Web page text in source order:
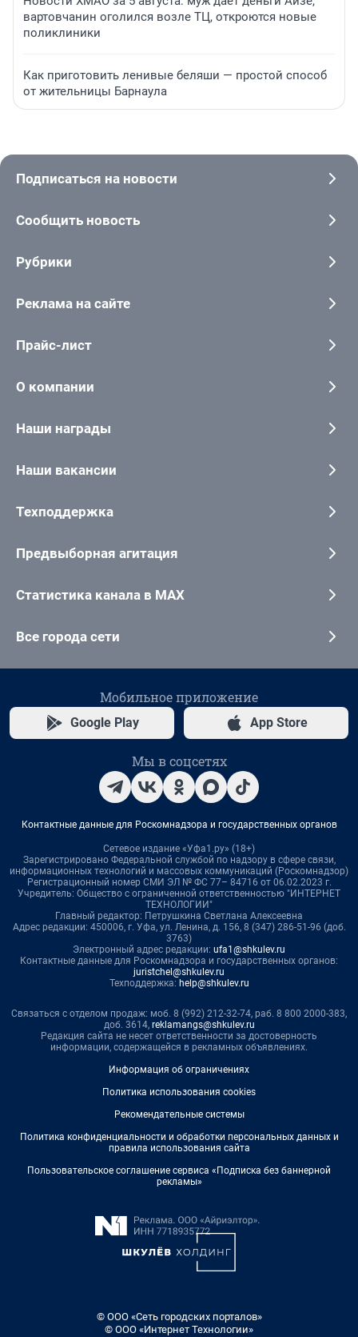
вартовчанин оголился возле ТЦ, откроются новые
поликлиники
Как приготовить ленивые беляши — простой способ
от жительницы Барнаула
Подписаться на новости
Сообщить новость
Рубрики
Реклама на сайте
Прайс-лист
О компании
Наши награды
Наши вакансии
Техподдержка
Предвыборная агитация
Статистика канала в MAX
Все города сети
Мобильное приложение
Google Play App Store
Мы в соцсетях
Контактные данные для Роскомнадзора и государственных органов
Сетевое издание «Уфа1.ру» (18+)
Зарегистрировано Федеральной службой по надзору в сфере связи,
информационных технологий и массовых коммуникаций (Роскомнадзор)
Регистрационный номер СМИ ЭЛ № ФС 77– 84716 от 06.02.2023 г.
Учредитель: Общество с ограниченной ответственностью "ИНТЕРНЕТ
ТЕХНОЛОГИИ"
Главный редактор: Петрушкина Светлана Алексеевна
Адрес редакции: 450006, г. Уфа, ул. Ленина, д. 156, 8 (347) 286-51-96 (доб.
3763)
Электронный адрес редакции: ufa1@shkulev.ru
Контактные данные для Роскомнадзора и государственных органов:
juristchel@shkulev.ru
Техподдержка: help@shkulev.ru
Связаться с отделом продаж: моб. 8 (992) 212-32-74, раб. 8 800 2000-383,
доб. 3614, reklamangs@shkulev.ru
Редакция сайта не несет ответственности за достоверность
информации, содержащейся в рекламных объявлениях.
Информация об ограничениях
Политика использования cookies
Рекомендательные системы
Политика конфиденциальности и обработки персональных данных и
правила использования сайта
Пользовательское соглашение сервиса «Подписка без баннерной
рекламы»
© ООО «Сеть городских порталов»
© ООО «Интернет Технологии»